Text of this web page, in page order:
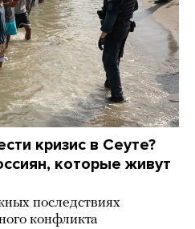
кризис в Сеуте?
которые живут
последствиях
конфликта